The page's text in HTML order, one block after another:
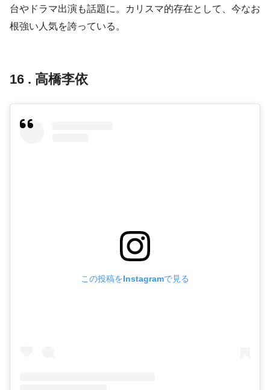
台やドラマ出演も話題に。カリスマ的存在として、今なお
根強い人気を誇っている。
16 . 高橋李依
この投稿をInstagramで見る